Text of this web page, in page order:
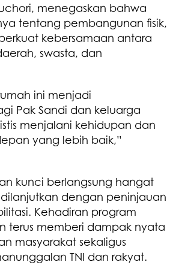
menegaskan bahwa
tentang pembangunan fisik,
kebersamaan antara
swasta, dan
ini menjadi
Pak Sandi dan keluarga
menjalani kehidupan dan
yang lebih baik,”
kunci berlangsung hangat
dengan peninjauan
Kehadiran program
terus memberi dampak nyata
masyarakat sekaligus
TNI dan rakyat.